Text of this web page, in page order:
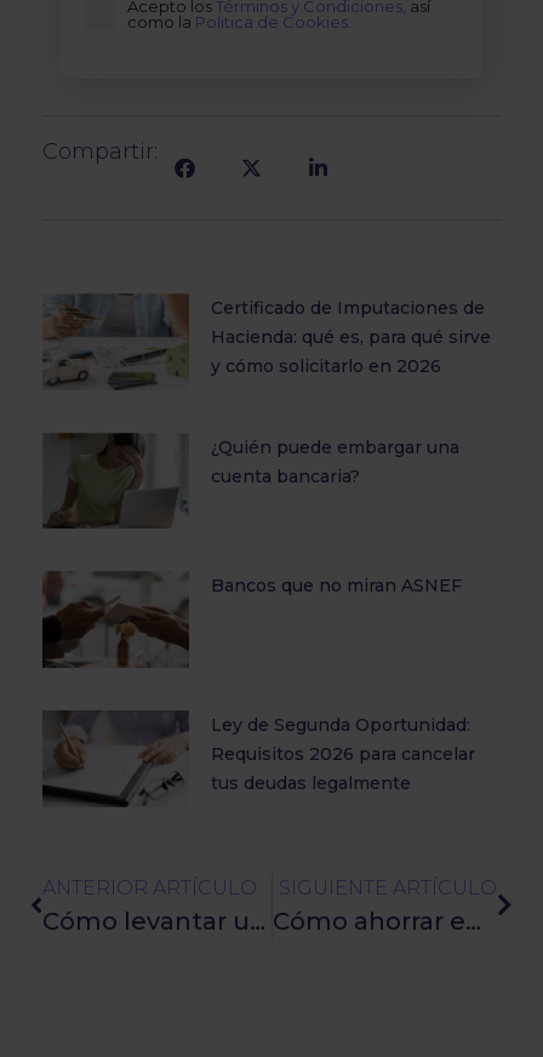
Acepto losTérminos y Condiciones, así
como la Politica de Cookies.
Compartir:
Certificado de Imputaciones de
Hacienda: qué es, para qué sirve
y cómo solicitarlo en 2026
¿Quién puede embargar una
cuenta bancaria?
Bancos que no miran ASNEF
Ley de Segunda Oportunidad:
Requisitos 2026 para cancelar
tus deudas legalmente
ANTERIOR ARTÍCULO
Cómo levantar un embargo preventivo en España
SIGUIENTE ARTÍCULO
Cómo ahorrar en Navidad y evitar endeudarte